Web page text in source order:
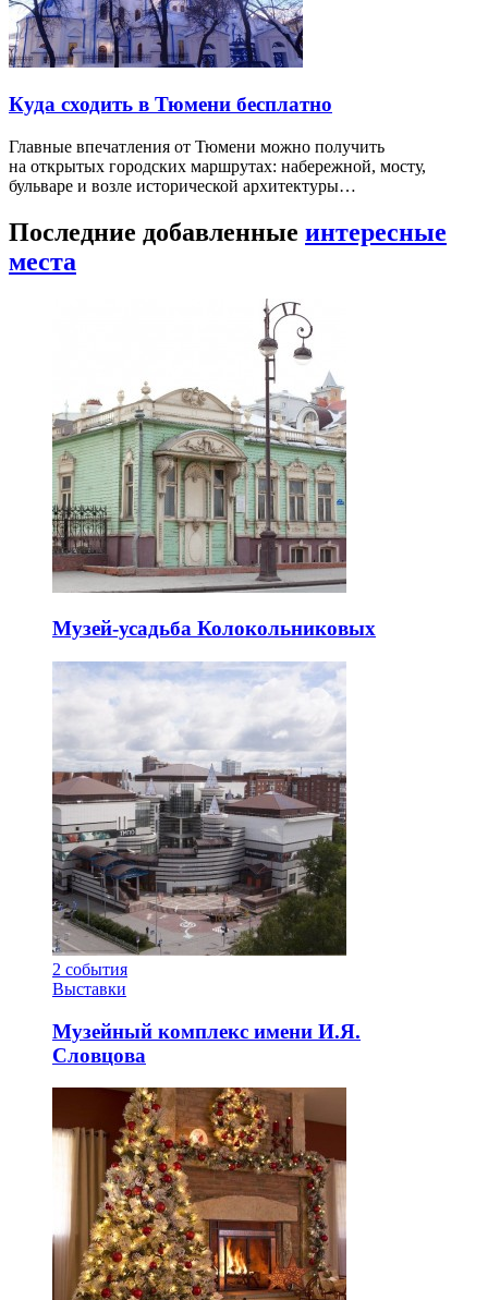
Куда сходить в Тюмени бесплатно
Главные впечатления от Тюмени можно получить
на открытых городских маршрутах: набережной, мосту,
бульваре и возле исторической архитектуры…
Последние добавленные интересные
места
Музей-усадьба Колокольниковых
2 события
Выставки
Музейный комплекс имени И.Я.
Словцова